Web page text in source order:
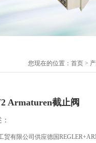
您现在的位置： 首页 >
Armaturen截止阀
贸有限公司供应德国